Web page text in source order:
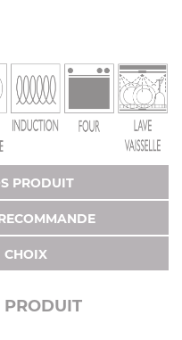
PRODUIT
PRODUIT